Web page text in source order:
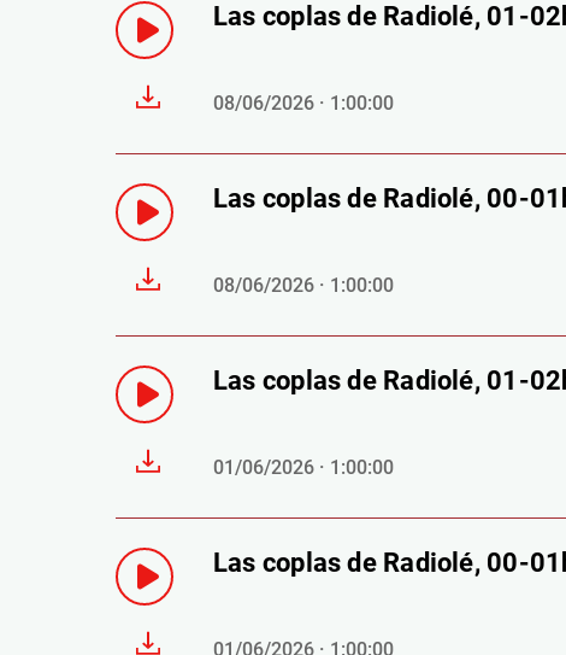
Las coplas de Radiolé, 01-
08/06/2026 · 1:00:00
Las coplas de Radiolé, 00-
08/06/2026 · 1:00:00
Las coplas de Radiolé, 01-
01/06/2026 · 1:00:00
Las coplas de Radiolé, 00-
01/06/2026 · 1:00:00